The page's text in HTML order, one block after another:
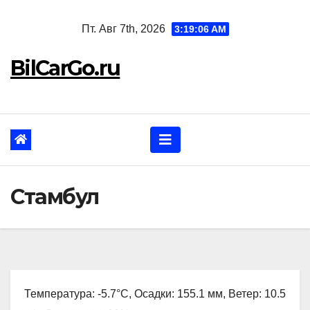
Пт. Авг 7th, 2026 3:19:07 AM
BilCarGo.ru
Стамбул
Температура: -5.7°C, Осадки: 155.1 мм, Ветер: 10.5